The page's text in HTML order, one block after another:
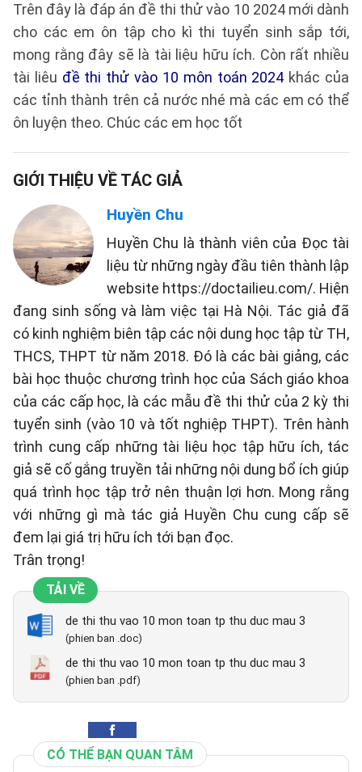
Trên đây là đáp án đề thi thử vào 10 2024 mới dành
cho các em ôn tập cho kì thi tuyển sinh sắp tới,
mong rằng đây sẽ là tài liệu hữu ích. Còn rất nhiều
tài liêu đề thi thử vào 10 môn toán 2024 khác của
các tỉnh thành trên cả nước nhé mà các em có thể
ôn luyện theo. Chúc các em học tốt
GIỚI THIỆU VỀ TÁC GIẢ
Huyền Chu
Huyền Chu là thành viên của Đọc tài
liệu từ những ngày đầu tiên thành lập
website https://doctailieu.com/. Hiện
đang sinh sống và làm việc tại Hà Nội. Tác giả đã
có kinh nghiệm biên tập các nội dung học tập từ TH,
THCS, THPT từ năm 2018. Đó là các bài giảng, các
bài học thuộc chương trình học của Sách giáo khoa
của các cấp học, là các mẫu đề thi thử của 2 kỳ thi
tuyển sinh (vào 10 và tốt nghiệp THPT). Trên hành
trình cung cấp những tài liệu học tập hữu ích, tác
giả sẽ cố gắng truyền tải những nội dung bổ ích giúp
quá trình học tập trở nên thuận lợi hơn. Mong rằng
với những gì mà tác giả Huyền Chu cung cấp sẽ
đem lại giá trị hữu ích tới bạn đọc.
Trân trọng!
TẢI VỀ
de thi thu vao 10 mon toan tp thu duc mau 3
(phien ban .doc)
de thi thu vao 10 mon toan tp thu duc mau 3
(phien ban .pdf)
CÓ THỂ BẠN QUAN TÂM